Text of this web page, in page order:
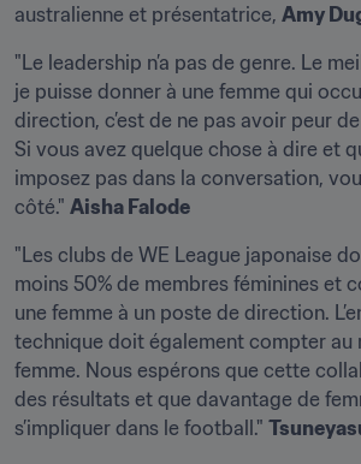
australienne et présentatrice, Amy
"Le leadership n’a pas de genre. Le
je puisse donner à une femme qui
direction, c’est de ne pas avoir peur
Si vous avez quelque chose à dire et
imposez pas dans la conversation,
côté." Aisha Falode
"Les clubs de WE League japonaise
moins 50% de membres féminines et
une femme à un poste de direction.
technique doit également compter au
femme. Nous espérons que cette
des résultats et que davantage de
s’impliquer dans le football."